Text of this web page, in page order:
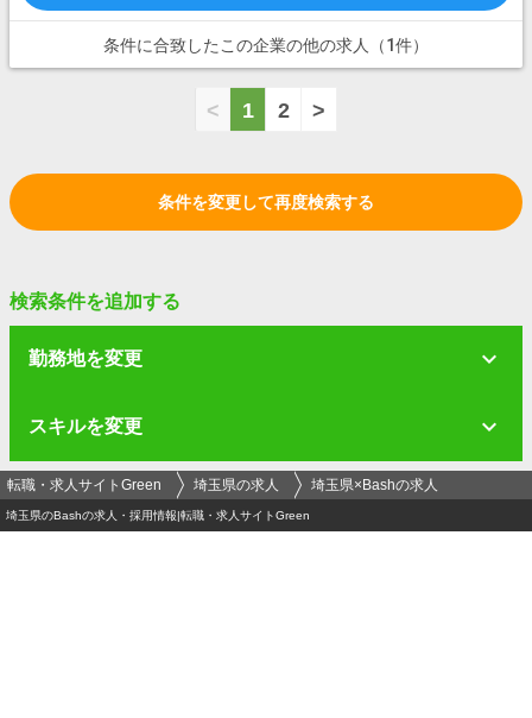
条件に合致したこの企業の他の求人（1件）
< 1 2 >
条件を変更して再度検索する
検索条件を追加する
勤務地を変更
スキルを変更
転職・求人サイトGreen 埼玉県の求人 埼玉県×Bashの求人
埼玉県のBashの求人・採用情報|転職・求人サイトGreen